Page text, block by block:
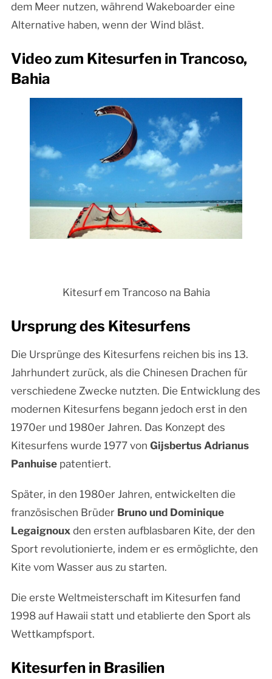
dem Meer nutzen, während Wakeboarder eine
Alternative haben, wenn der Wind bläst.
Video zum Kitesurfen in Trancoso,
Bahia
Kitesurf em Trancoso na Bahia
Ursprung des Kitesurfens
Die Ursprünge des Kitesurfens reichen bis ins 13.
Jahrhundert zurück, als die Chinesen Drachen für
verschiedene Zwecke nutzten. Die Entwicklung des
modernen Kitesurfens begann jedoch erst in den
1970er und 1980er Jahren. Das Konzept des
Kitesurfens wurde 1977 von Gijsbertus Adrianus
Panhuisepatentiert.
Später, in den 1980er Jahren, entwickelten die
französischen Brüder Bruno und Dominique
Legaignoux den ersten aufblasbaren Kite, der den
Sport revolutionierte, indem er es ermöglichte, den
Kite vom Wasser aus zu starten.
Die erste Weltmeisterschaft im Kitesurfen fand
1998 auf Hawaii statt und etablierte den Sport als
Wettkampfsport.
Kitesurfen in Brasilien